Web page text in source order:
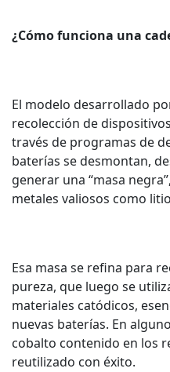
¿Cómo funciona una
El modelo desarrollado
recolección de
través de programas de
baterías se desmontan,
generar una “masa
metales valiosos como
Esa masa se refina para
pureza, que luego se
materiales catódicos,
nuevas baterías. En
cobalto contenido en los
reutilizado con éxito.